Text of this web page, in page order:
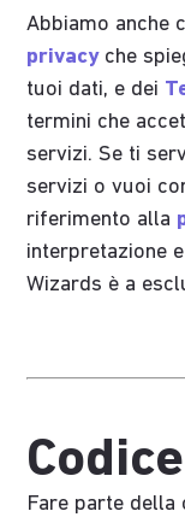
Abbiamo anche
privacyche
tuoi dati, e dei
termini che
servizi. Se ti
servizi o vuoi
riferimento alla
interpretazione
Wizards è a
Fare parte della